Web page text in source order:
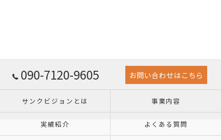
090-7120-9605 お問い合わせはこちら
サンクビジョンとは 事業内容
実績紹介 よくある質問